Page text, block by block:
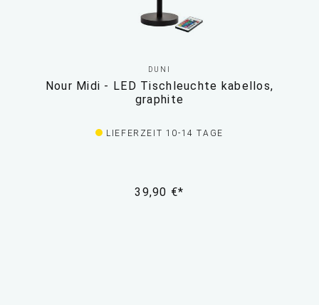
DUNI
Nour Midi - LED Tischleuchte kabellos,
graphite
LIEFERZEIT 10-14 TAGE
39,90 €*